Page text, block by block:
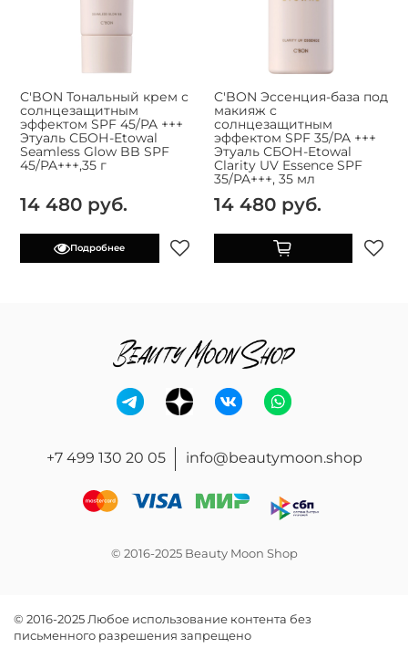
C'BON Тональный крем с
солнцезащитным
эффектом SPF 45/PA +++
Этуаль СБОН-Etowal
Seamless Glow BB SPF
45/PA+++,35 г
14 480 руб.
Подробнее
C'BON Эссенция-база под
макияж с
солнцезащитным
эффектом SPF 35/PA +++
Этуаль СБОН-Etowal
Clarity UV Essence SPF
35/PA+++, 35 мл
14 480 руб.
+7 499 130 20 05 info@beautymoon.shop
© 2016-2025 Beauty Moon Shop
© 2016-2025 Любое использование контента без
письменного разрешения запрещено